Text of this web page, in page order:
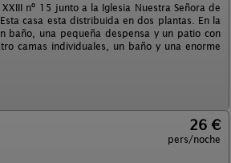
nº 15 junto a la Iglesia Nuestra Señora de
casa esta distribuida en dos plantas. En la
baño, una pequeña despensa y un patio con
camas individuales, un baño y una enorme
26 €
pers/noche